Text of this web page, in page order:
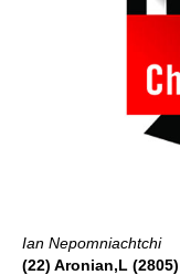
Ian Nepomniachtchi
(22) Aronian,L